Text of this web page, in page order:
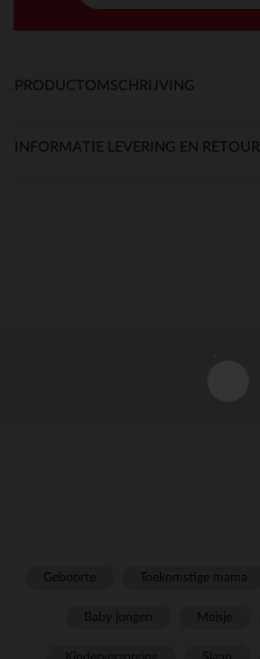
PRODUCTOMSCHRIJVING
INFORMATIE LEVERING EN RETOUR